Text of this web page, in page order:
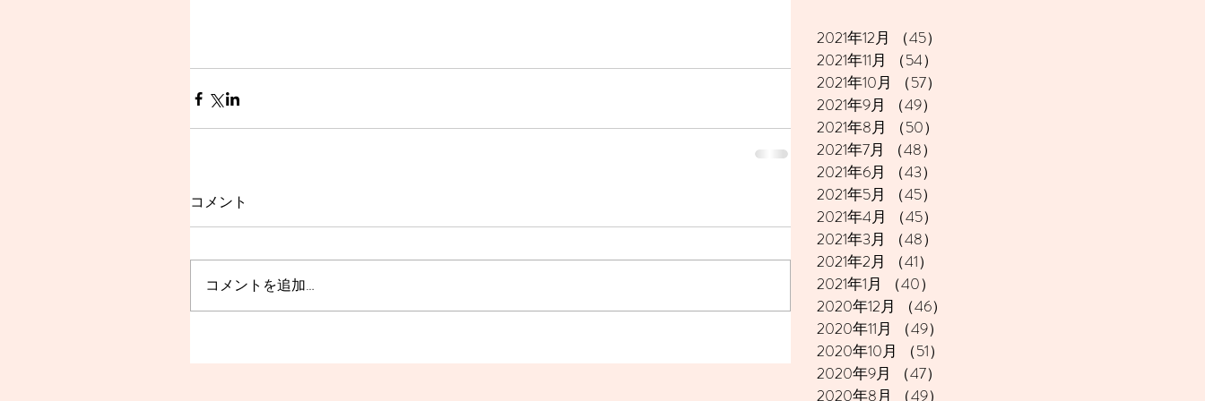
コメント
コメントを追加…
2021年12月 （45）
2021年11月
（54）
2021年10月
（57）
2021年9月
（49）
2021年8月
（50）
2021年7月
（48）
2021年6月
（43）
2021年5月
（45）
2021年4月
（45）
2021年3月
（48）
2021年2月
（41）
2021年1月
（40）
2020年12月
（46）
2020年11月
（49）
2020年10月
（51）
2020年9月
（47）
2020年8月
（49）